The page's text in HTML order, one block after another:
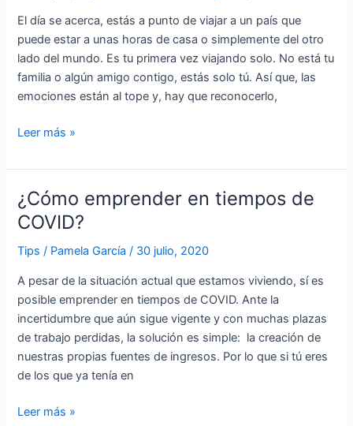
El día se acerca, estás a punto de viajar a un país que
puede estar a unas horas de casa o simplemente del otro
lado del mundo. Es tu primera vez viajando solo. No está tu
familia o algún amigo contigo, estás solo tú. Así que, las
emociones están al tope y, hay que reconocerlo,
Leer más »
¿Cómo emprender en tiempos de
COVID?
Tips / Pamela García/ 30 julio, 2020
A pesar de la situación actual que estamos viviendo, sí es
posible emprender en tiempos de COVID. Ante la
incertidumbre que aún sigue vigente y con muchas plazas
de trabajo perdidas, la solución es simple: la creación de
nuestras propias fuentes de ingresos. Por lo que si tú eres
de los que ya tenía en
¿Cómo
emprender
en
tiempos
COVID?
Leer más »